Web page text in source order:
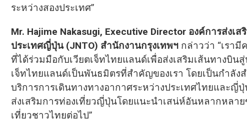
ระหว่างสองประเทศ”
Mr. Hajime Nakasugi, Executive Director องค์การส่งเส
ประเทศญี่ปุ่น (JNTO) สำนักงานกรุงเทพฯ กล่าวว่า “เรามี
ที่ได้ร่วมมือกับเวียตเจ็ทไทยแลนด์เพื่อส่งเสริมเส้นทางบิน
เจ็ทไทยแลนด์เป็นพันธมิตรที่สำคัญของเรา โดยเป็นกำลัง
บริการการเดินทางทางอากาศระหว่างประเทศไทยและญี่
ส่งเสริมการท่องเที่ยวญี่ปุ่นโดยแนะนำเสน่ห์อันหลากหลา
เที่ยวชาวไทยต่อไป”